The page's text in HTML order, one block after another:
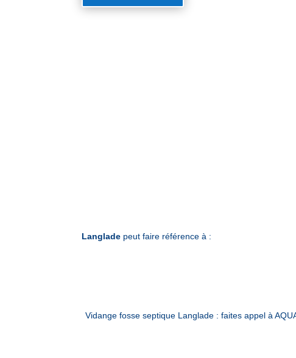
Langlade peut faire référence à :
Vidange fosse septique Langlade : faites appel à